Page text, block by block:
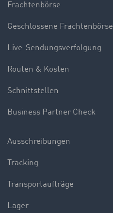
Frachtenbörse
Geschlossene Frachtenbörse
Live-Sendungsverfolgung
Routen & Kosten
Schnittstellen
Business Partner Check
Ausschreibungen
Tracking
Transportaufträge
Lager